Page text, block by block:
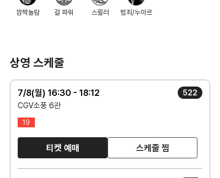
깜짝놀람 걸 파워 스릴러 범죄/누아르
상영 스케줄
7/8(월) 16:30 - 18:12
522
CGV소풍 6관
19
티켓 예매 스케줄 찜